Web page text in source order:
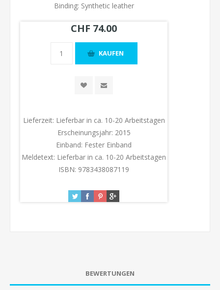
Binding: Synthetic leather
CHF 74.00
Lieferzeit: Lieferbar in ca. 10-20 Arbeitstagen
Erscheinungsjahr: 2015
Einband: Fester Einband
Meldetext: Lieferbar in ca. 10-20 Arbeitstagen
ISBN: 9783438087119
BEWERTUNGEN